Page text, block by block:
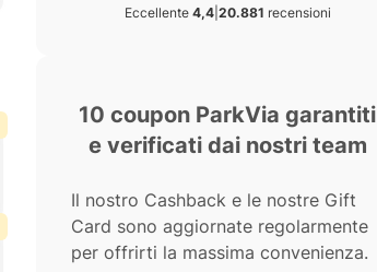
Eccellente 4,4| 20.881 recensioni
10 coupon ParkVia garantiti
e verificati dai nostri team
Il nostro Cashback e le nostre Gift
Card sono aggiornate regolarmente
per offrirti la massima convenienza.